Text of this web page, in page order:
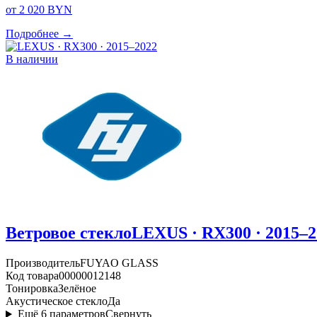
от 2 020 BYN
Подробнее →
В наличии
Ветровое стеклоLEXUS · RX300 ·
ПроизводительFUYAO GLASS
Код товара00000012148
ТонировкаЗелёное
Акустическое стеклоДа
Ещё 6 параметровСвернуть